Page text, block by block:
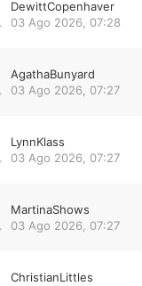
DewittCopenhaver
03 Ago 2026, 07:28
AgathaBunyard
03 Ago 2026, 07:27
LynnKlass
03 Ago 2026, 07:27
MartinaShows
03 Ago 2026, 07:27
ChristianLittles